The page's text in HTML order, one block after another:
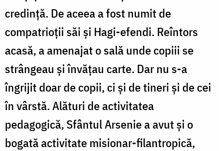
credinţă. De aceea a fost numit de
compatrioţii săi şi Hagi-efendi. Reîntors
acasă, a amenajat o sală unde copiii se
strângeau şi învăţau carte. Dar nu s-a
îngrijit doar de copii, ci şi de tineri şi de cei
în vârstă. Alături de activitatea
pedagogică, Sfântul Arsenie a avut şi o
bogată activitate misionar-filantropică,